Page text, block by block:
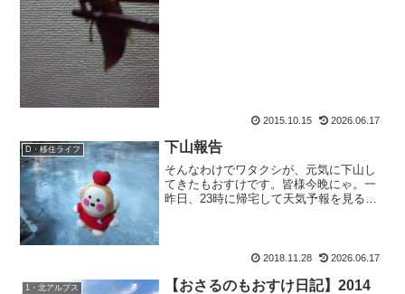
2015.10.15 2026.06.17
D・移住ライフ 下山報告
そんなわけでワタクシが、元気に下山し
てきたもおすけです。皆様今晩にゃ。一
昨日、23時に帰宅して天気予報を見る
クタクタでバテるかも...
2018.11.28 2026.06.17
1・北アルプス
【おさるのもおすけ日記】2014